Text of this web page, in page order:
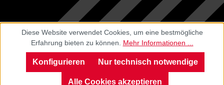
Diese Website verwendet Cookies, um eine bestmögliche
Erfahrung bieten zu können. Mehr Informationen ...
Nur technisch notwendige
Konfigurieren
Alle Cookies akzeptieren